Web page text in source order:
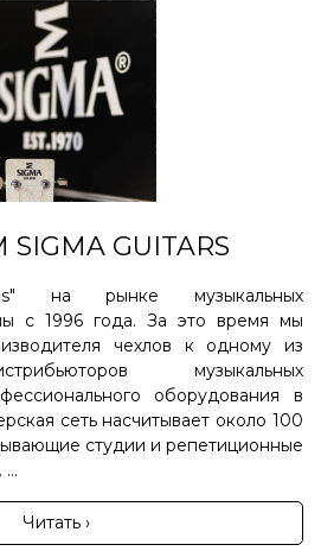
GUITARS
на рынке музыкальных
с 1996 года. За это время мы
чехлов к одному из
музыкальных
оборудования в
сеть насчитывает около 100
студии и репетиционные
Читать ›